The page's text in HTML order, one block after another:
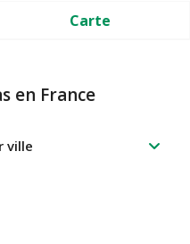
Carte
en France
ville